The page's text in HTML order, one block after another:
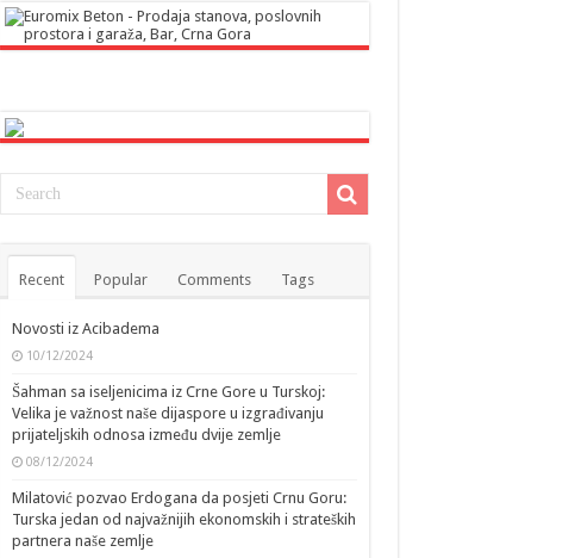
Recent Popular Comments Tags
Novosti iz Acibadema
10/12/2024
Šahman sa iseljenicima iz Crne Gore u Turskoj:
Velika je važnost naše dijaspore u izgrađivanju
prijateljskih odnosa između dvije zemlje
08/12/2024
Milatović pozvao Erdogana da posjeti Crnu Goru:
Turska jedan od najvažnijih ekonomskih i strateških
partnera naše zemlje